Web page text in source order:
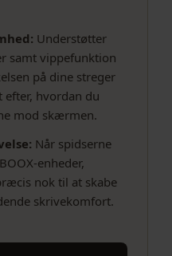
Understøtter
samt vippefunktion
på dine streger
hvordan du
mod skærmen.
Når spidserne
enheder,
nok til at skabe
skrivekomfort.